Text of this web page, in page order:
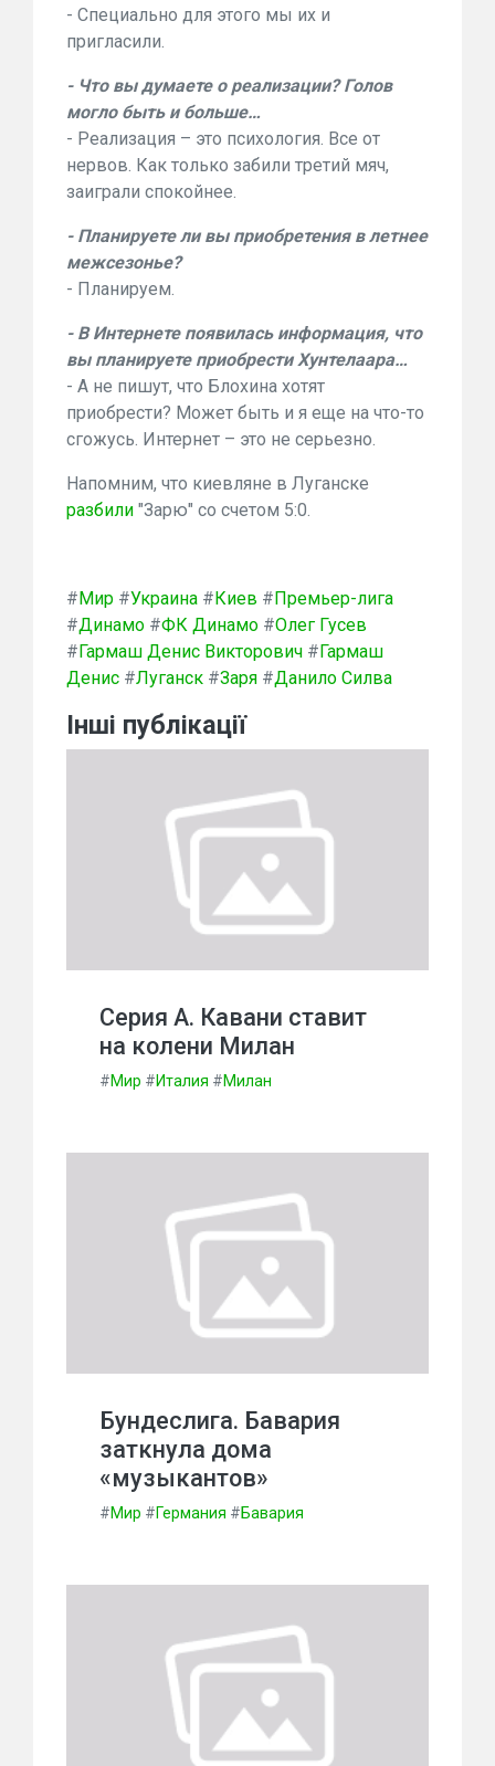
- Специально для этого мы их и
пригласили.
- Что вы думаете о реализации? Голов
могло быть и больше…
- Реализация – это психология. Все от
нервов. Как только забили третий мяч,
заиграли спокойнее.
- Планируете ли вы приобретения в летнее
межсезонье?
- Планируем.
- В Интернете появилась информация, что
вы планируете приобрести Хунтелаара…
- А не пишут, что Блохина хотят
приобрести? Может быть и я еще на что-то
сгожусь. Интернет – это не серьезно.
Напомним, что киевляне в Луганске
разбили "Зарю" со счетом 5:0.
#Мир #Украина #Киев #Премьер-лига
#Динамо #ФК Динамо #Олег Гусев
#Гармаш Денис Викторович #Гармаш
Денис #Луганск #Заря #Данило Силва
Інші публікації
Серия А. Кавани ставит
на колени Милан
#Мир #Италия #Милан
Бундеслига. Бавария
заткнула дома
«музыкантов»
#Мир #Германия #Бавария